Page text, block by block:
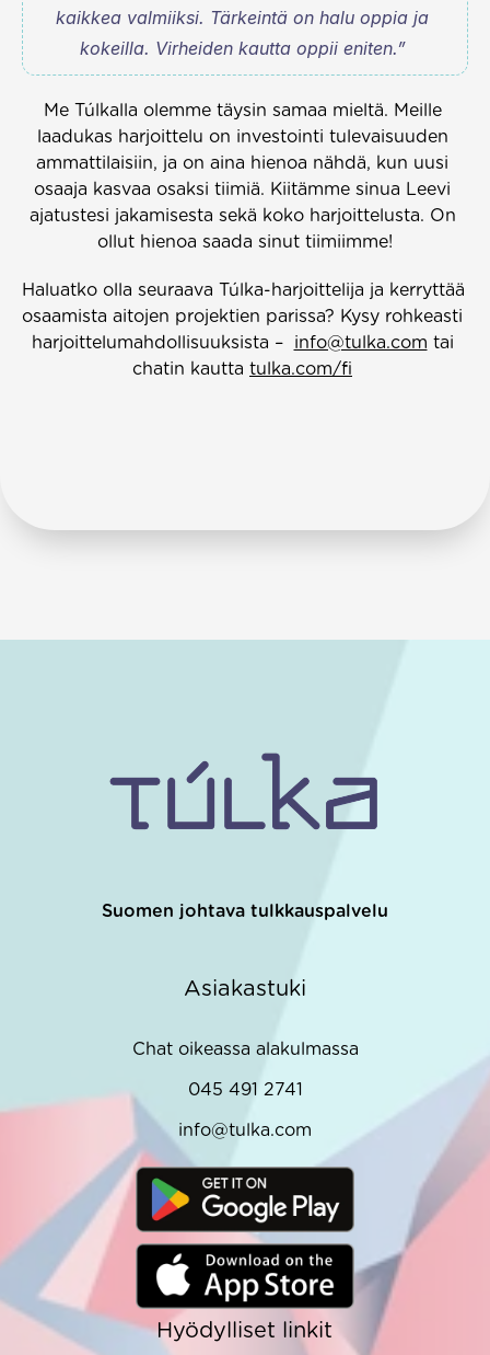
kaikkea valmiiksi. Tärkeintä on halu oppia ja
kokeilla. Virheiden kautta oppii eniten.”
Me Túlkalla olemme täysin samaa mieltä. Meille
laadukas harjoittelu on investointi tulevaisuuden
ammattilaisiin, ja on aina hienoa nähdä, kun uusi
osaaja kasvaa osaksi tiimiä. Kiitämme sinua Leevi
ajatustesi jakamisesta sekä koko harjoittelusta. On
ollut hienoa saada sinut tiimiimme!
Haluatko olla seuraava Túlka-harjoittelija ja kerryttää
osaamista aitojen projektien parissa? Kysy rohkeasti
harjoittelumahdollisuuksista – info@tulka.com tai
chatin kautta tulka.com/fi
Suomen johtava tulkkauspalvelu
Asiakastuki
Chat oikeassa alakulmassa
045 491 2741
info@tulka.com
Hyödylliset linkit